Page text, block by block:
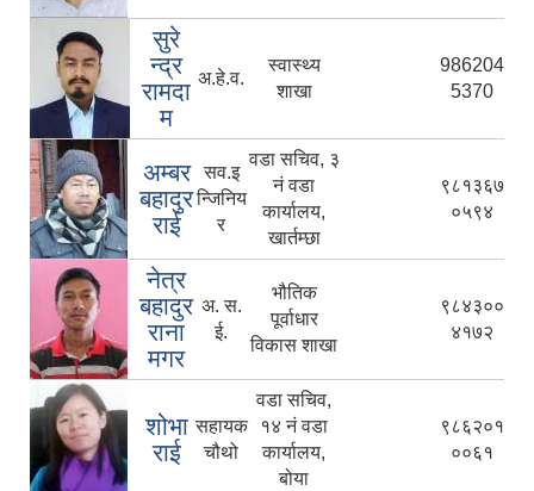
सुरे
न्द्र
रामदा
म
अ.हे.व.
स्वास्थ्य
शाखा
986204
5370
अम्बर
बहादुर
राई
सव.इ
न्जिनिय
र
वडा सचिव, ३
नं वडा
कार्यालय,
खार्तम्छा
९८१३६७
०५९४
नेत्र
बहादुर
राना
मगर
अ. स.
ई.
भौतिक
पूर्वाधार
विकास शाखा
९८४३००
४१७२
शोभा
राई
सहायक
चौथो
वडा सचिव,
१४ नं वडा
कार्यालय,
बोया
९८६२०१
००६१